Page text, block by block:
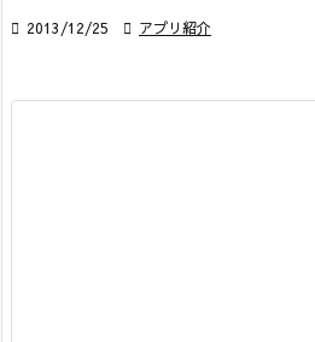
 2013/12/25  アプリ紹介